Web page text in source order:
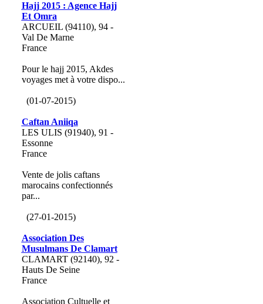
Hajj 2015 : Agence Hajj
Et Omra
ARCUEIL (94110), 94 -
Val De Marne
France
Pour le hajj 2015, Akdes
voyages met à votre dispo...
(01-07-2015)
Caftan Aniiqa
LES ULIS (91940), 91 -
Essonne
France
Vente de jolis caftans
marocains confectionnés
par...
(27-01-2015)
Association Des
Musulmans De Clamart
CLAMART (92140), 92 -
Hauts De Seine
France
Association Cultuelle et